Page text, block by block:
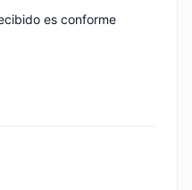
es conforme